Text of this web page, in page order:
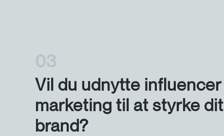
3
Vil du udnytte influencer
marketing til at styrke dit
brand?